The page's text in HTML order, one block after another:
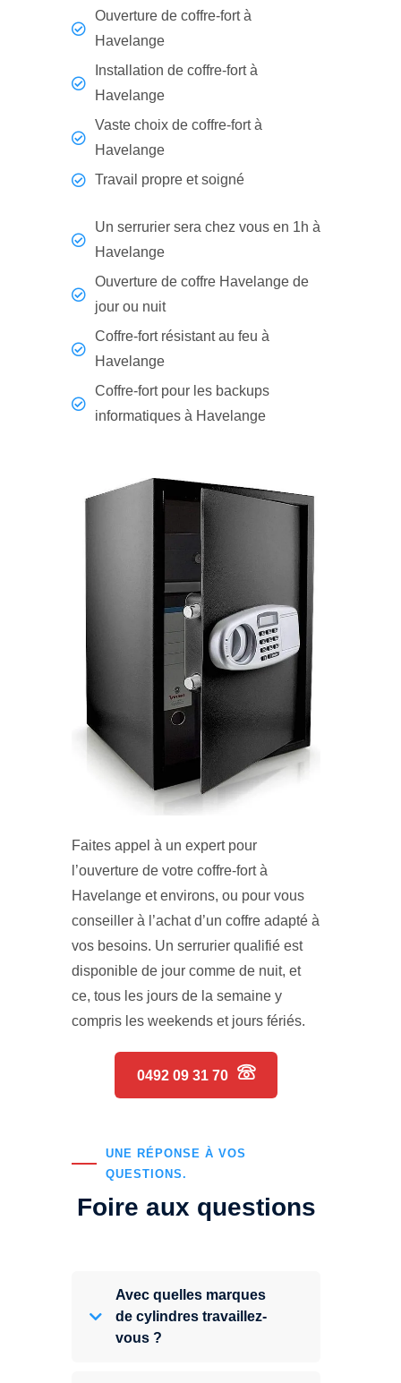
Ouverture de coffre-fort à
Havelange
Installation de coffre-fort à
Havelange
Vaste choix de coffre-fort à
Havelange
Travail propre et soigné
Un serrurier sera chez vous en 1h à
Havelange
Ouverture de coffre Havelange de
jour ou nuit
Coffre-fort résistant au feu à
Havelange
Coffre-fort pour les backups
informatiques à Havelange
Faites appel à un expert pour
l’ouverture de votre coffre-fort à
Havelange et environs, ou pour vous
conseiller à l’achat d’un coffre adapté à
vos besoins. Un serrurier qualifié est
disponible de jour comme de nuit, et
ce, tous les jours de la semaine y
compris les weekends et jours fériés.
0492 09 31 70
UNE RÉPONSE À VOS
QUESTIONS.
Foire aux questions
Avec quelles marques
de cylindres travaillez-
vous ?